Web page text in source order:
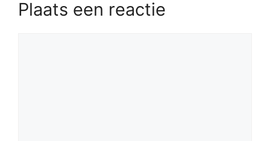
Plaats een reactie